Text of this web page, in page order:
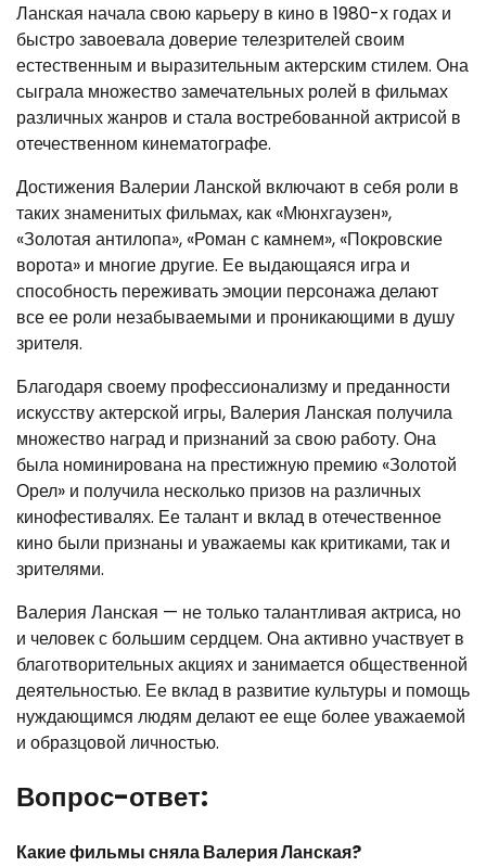
Ланская начала свою карьеру в кино в 1980-х годах и
быстро завоевала доверие телезрителей своим
естественным и выразительным актерским стилем. Она
сыграла множество замечательных ролей в фильмах
различных жанров и стала востребованной актрисой в
отечественном кинематографе.
Достижения Валерии Ланской включают в себя роли в
таких знаменитых фильмах, как «Мюнхгаузен»,
«Золотая антилопа», «Роман с камнем», «Покровские
ворота» и многие другие. Ее выдающаяся игра и
способность переживать эмоции персонажа делают
все ее роли незабываемыми и проникающими в душу
зрителя.
Благодаря своему профессионализму и преданности
искусству актерской игры, Валерия Ланская получила
множество наград и признаний за свою работу. Она
была номинирована на престижную премию «Золотой
Орел» и получила несколько призов на различных
кинофестивалях. Ее талант и вклад в отечественное
кино были признаны и уважаемы как критиками, так и
зрителями.
Валерия Ланская — не только талантливая актриса, но
и человек с большим сердцем. Она активно участвует в
благотворительных акциях и занимается общественной
деятельностью. Ее вклад в развитие культуры и помощь
нуждающимся людям делают ее еще более уважаемой
и образцовой личностью.
Вопрос-ответ:
Какие фильмы сняла Валерия Ланская?